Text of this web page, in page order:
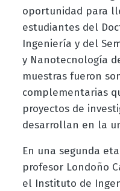
oportunidad para
estudiantes del
Ingeniería y del
y Nanotecnología
muestras fueron
complementarias
proyectos de
desarrollan en la
En una segunda
profesor Londoño
el Instituto de